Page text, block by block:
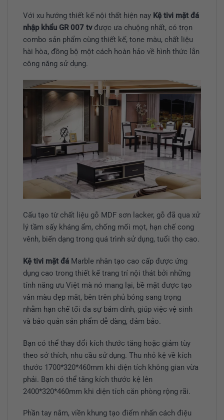
Với xu hướng thiết kế nội thất hiện nay Kệ tivi mặt đá
nhập khẩu GR 007 tv được ưa chuộng nhất, có trọn
combo sản phẩm cùng thiết kế, tone màu, chất liệu
hài hòa, đồng bộ một cách hoàn hảo về hình thức lẫn
công năng sử dụng.
Cấu tạo từ chất liệu gỗ MDF sơn lacker, gỗ đã qua xử
lý tầm sấy kháng ẩm, chống mối mọt, hạn chế cong
vênh, biến dạng trong quá trình sử dụng, tuổi thọ cao.
Kệ tivi mặt đá Marble nhân tạo cao cấp được ứng
dụng cao trong thiết kế trang trí nội thát bởi những
tính năng ưu Việt mà nó mang lại, bề mặt được tạo
vân màu đẹp mắt, bên trên phủ bóng sang trọng
nhằm hạn chế tối đa sự bám dính, giúp việc vệ sinh
và bảo quản sản phẩm dễ dàng, đảm bảo.
Bạn có thể thay đổi kích thước tăng hoặc giảm tùy
theo sở thích, nhu cầu sử dụng. Thu nhỏ kệ về kích
thước 1700*320*460mm khi diện tích không gian vừa
phải. Bạn có thể tăng kích thước kệ lên
2400*320*460mm khi diện tích căn phòng rộng rãi.
Phần tay nắm, viền khung tạo điểm nhấn cách điệu